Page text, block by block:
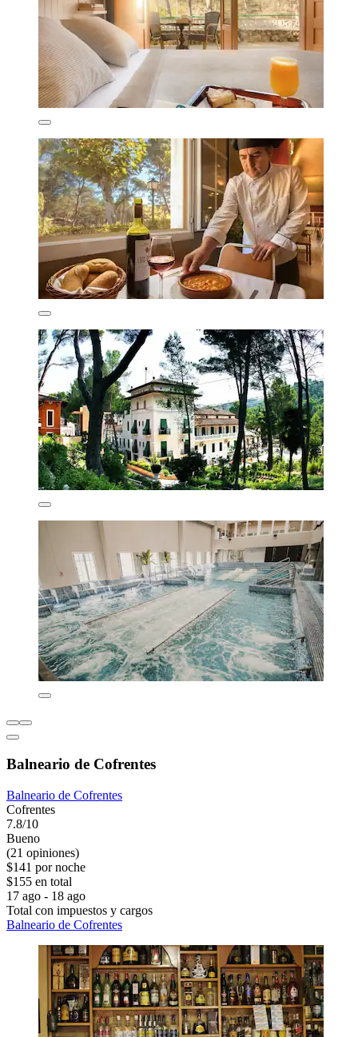
Balneario de Cofrentes
Balneario de Cofrentes
Cofrentes
7.8/10
Bueno
(21 opiniones)
$141 por noche
$155 en total
17 ago - 18 ago
Total con impuestos y cargos
Balneario de Cofrentes